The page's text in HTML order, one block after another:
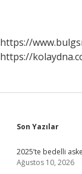
https://
https://
Son Yazılar
2025’te bedelli
Ağustos 10, 2026